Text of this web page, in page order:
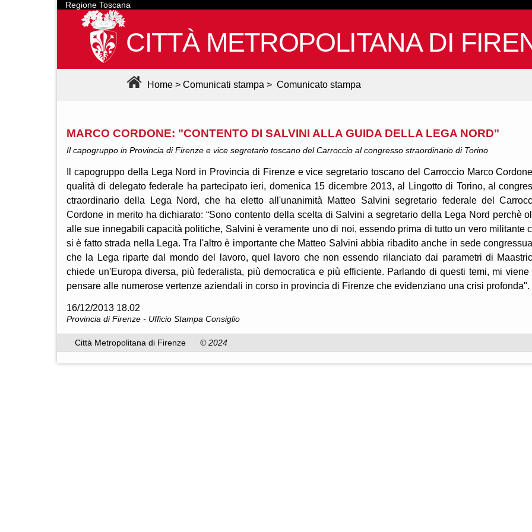
Regione Toscana
CITTÀ METROPOLITANA DI
Home > Comunicati stampa > Comunicato stampa
MARCO CORDONE: "CONTENTO DI SALVINI ALLA GUIDA DELLA LEGA NORD"
Il capogruppo in Provincia di Firenze e vice segretario toscano del Carroccio al congresso straordinario di Torino
Il capogruppo della Lega Nord in Provincia di Firenze e vice segretario toscano del Carroccio Marco
qualità di delegato federale ha partecipato ieri, domenica 15 dicembre 2013, al Lingotto di Torino, al
ctraordinario della Lega Nord, che ha eletto all'unanimità Matteo Salvini segretario federale del
Cordone in merito ha dichiarato: “Sono contento della scelta di Salvini a segretario della Lega Nord perchè
alle sue innegabili capacità politiche, Salvini è veramente uno di noi, essendo prima di tutto un vero militante
si è fatto strada nella Lega. Tra l'altro è importante che Matteo Salvini abbia ribadito anche in sede
che la Lega riparte dal mondo del lavoro, quel lavoro che non essendo rilanciato dai parametri di
chiede un'Europa diversa, più federalista, più democratica e più efficiente. Parlando di questi temi, mi viene
pensare alle numerose vertenze aziendali in corso in provincia di Firenze che evidenziano una crisi profonda".
16/12/2013 18.02
Provincia di Firenze - Ufficio Stampa Consiglio
Città Metropolitana di Firenze © 2024